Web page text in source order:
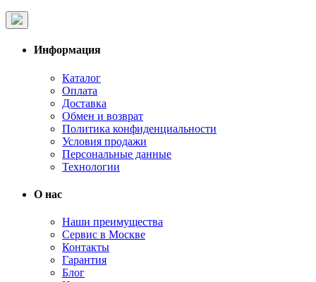
Информация
Каталог
Оплата
Доставка
Обмен и возврат
Политика конфиденциальности
Условия продажи
Персональные данные
Технологии
О нас
Наши преимущества
Сервис в Москве
Контакты
Гарантия
Блог